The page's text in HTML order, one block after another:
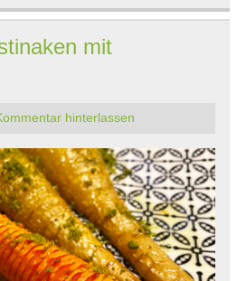
mit
hinterlassen